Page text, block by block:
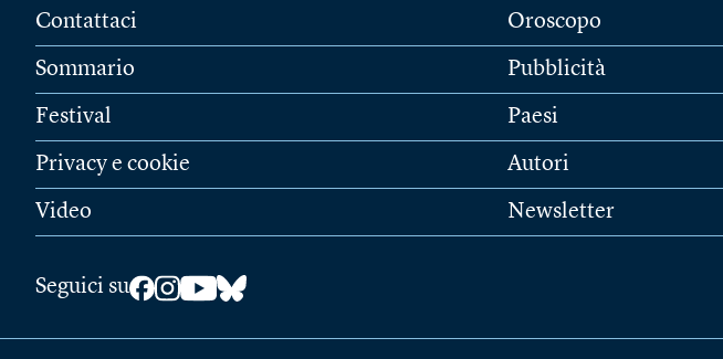
Contattaci
Sommario
Festival
Privacy e cookie
Video
Oroscopo
Pubblicità
Paesi
Autori
Newsletter
Seguici su